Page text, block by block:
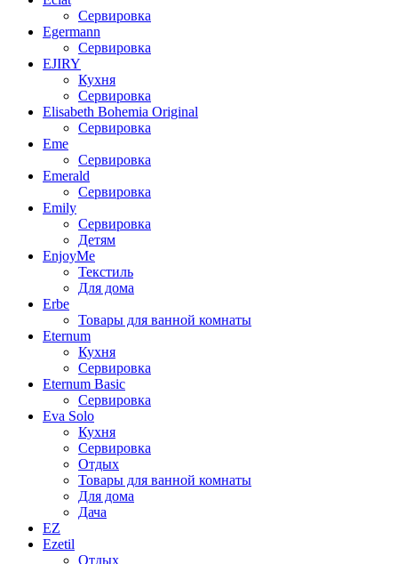
Сервировка
Egermann
Сервировка
EJIRY
Кухня
Сервировка
Elisabeth Bohemia Original
Сервировка
Eme
Сервировка
Emerald
Сервировка
Emily
Сервировка
Детям
EnjoyMe
Текстиль
Для дома
Erbe
Товары для ванной комнаты
Eternum
Кухня
Сервировка
Eternum Basic
Сервировка
Eva Solo
Кухня
Сервировка
Отдых
Товары для ванной комнаты
Для дома
Дача
EZ
Ezetil
Отдых